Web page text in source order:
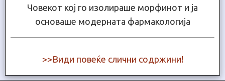
Човекот кој го изолираше морфинот и ја
основаше модерната фармакологија
>>Види повеќе слични содржини!